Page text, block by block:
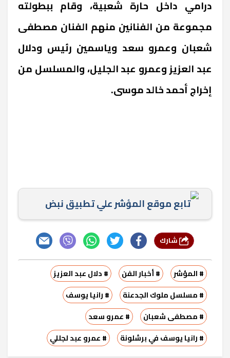
درامي داخل حارة شعبية، وقام ببطولته
مجموعة من الفنانين منهم الفنان مصطفى
شعبان وعمرو سعد وياسمين رئيس ودلال
عبد العزيز وعمرو عبد الجليل، والمسلسل من
إخراج أحمد خالد موسى.
تابع موقع المؤشر علي تطبيق نبض
# المؤشر # أخبار الفن
# دلال عبد العزيز
# مسلسل ملوك الجدعنة
# رانيا يوسف
# مصطفى شعبان
# عمرو سعد
# رانيا يوسف في برشلونة
# عمرو عبد لجللي